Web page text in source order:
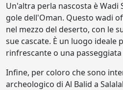
Un'altra perla nascosta è Wadi
gole dell'Oman. Questo wadi
nel mezzo del deserto, con le
sue cascate. È un luogo ideale
rinfrescante o una
Infine, per coloro che sono
archeologico di Al Balid a